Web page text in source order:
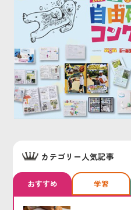
カテゴリー人気記事
おすすめ 学習